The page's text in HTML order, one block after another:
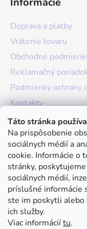
Táto stránka
Na prispôsobenie
sociálnych médií a
cookie. Informácie o
stránky,
sociálnych médií,
príslušné informácie
ste im poskytli alebo
ich služby.
Viac informáciítu.
Doprava a platby
Vrátenie tovaru
Obchodné
Reklamačný
Podmienky ochrany
Kontakty
O nás
Hodnotenie obchodu
Moja objednávka
Instagram